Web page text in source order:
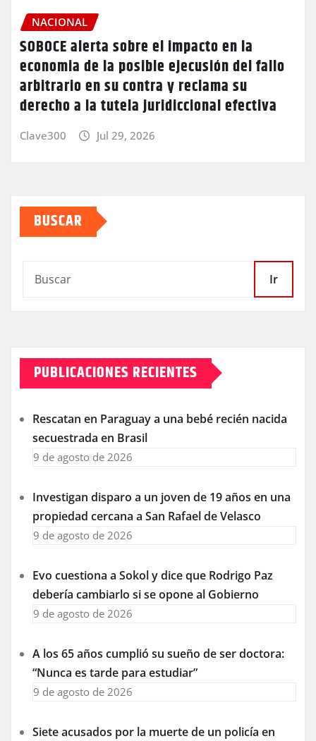
NACIONAL
SOBOCE alerta sobre el impacto en la
economia de la posible ejecusión del fallo
arbitrario en su contra y reclama su
derecho a la tutela juridiccional efectiva
Clave300 Jul 29, 2026
BUSCAR
Ir
PUBLICACIONES RECIENTES
Rescatan en Paraguay a una bebé recién nacida
secuestrada en Brasil
9 de agosto de 2026
Investigan disparo a un joven de 19 años en una
propiedad cercana a San Rafael de Velasco
9 de agosto de 2026
Evo cuestiona a Sokol y dice que Rodrigo Paz
debería cambiarlo si se opone al Gobierno
9 de agosto de 2026
A los 65 años cumplió su sueño de ser doctora:
“Nunca es tarde para estudiar”
9 de agosto de 2026
Siete acusados por la muerte de un policía en